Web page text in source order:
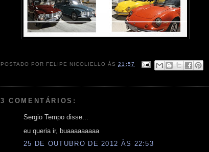
POSTADO POR FELIPE NICOLIELLO ÀS21:57
3 COMENTÁRIOS:
Sergio Tempo disse...
eu queria ir, buaaaaaaaaa
25 DE OUTUBRO DE 2012 ÀS 22:53